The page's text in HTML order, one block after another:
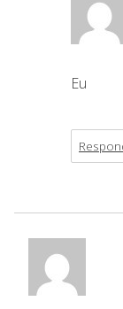
Eu